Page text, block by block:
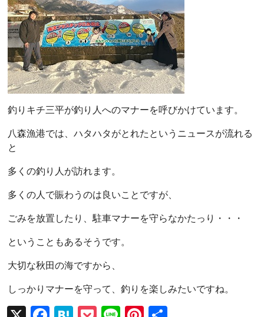
釣りキチ三平が釣り人へのマナーを呼びかけています。
八森漁港では、ハタハタがとれたというニュースが流れる
と
多くの釣り人が訪れます。
多くの人で賑わうのは良いことですが、
ごみを放置したり、駐車マナーを守らなかたっり・・・
ということもあるそうです。
大切な秋田の海ですから、
しっかりマナーを守って、釣りを楽しみたいですね。